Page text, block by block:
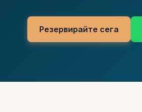
Резервирайте сега